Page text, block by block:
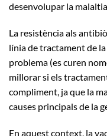
desenvolupar la
La resistència als
línia de tractament de
problema (es curen
millorar si els
compliment, ja que la
causes principals de la
En aquest context, la